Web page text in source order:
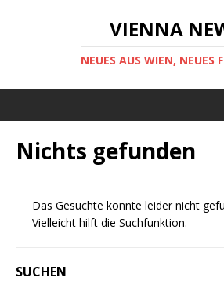
VIENNA
NEUES AUS WIEN, NEUES
Nichts gefunden
Das Gesuchte konnte leider nicht
Vielleicht hilft die Suchfunktion.
SUCHEN